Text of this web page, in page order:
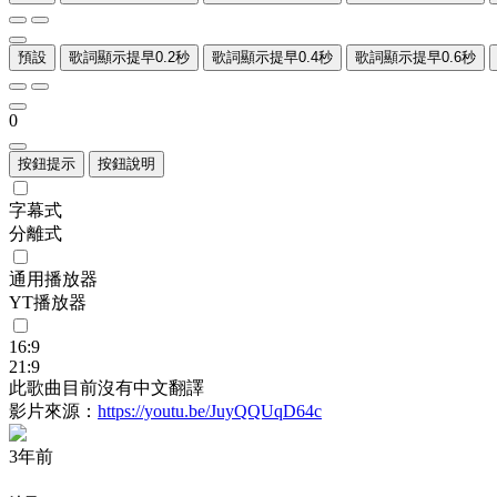
預設 歌詞顯示提早0.2秒 歌詞顯示提早0.4秒 歌詞顯示提早0.6秒
0
按鈕提示 按鈕說明
字幕式
分離式
通用播放器
YT播放器
16:9
21:9
此歌曲目前沒有中文翻譯
影片來源： https://youtu.be/JuyQQUqD64c
3年前